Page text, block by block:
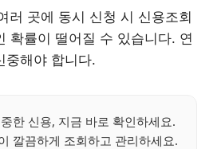
러 곳에 동시 신청 시 신용조회
확률이 떨어질 수 있습니다. 연
중해야 합니다.
한 신용, 지금 바로 확인하세요.
깔끔하게 조회하고 관리하세요.